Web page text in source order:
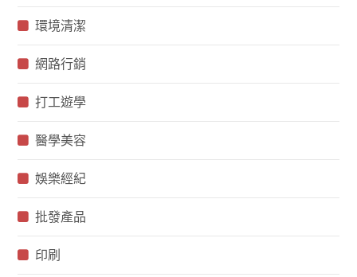
環境清潔
網路行銷
打工遊學
醫學美容
娛樂經紀
批發產品
印刷